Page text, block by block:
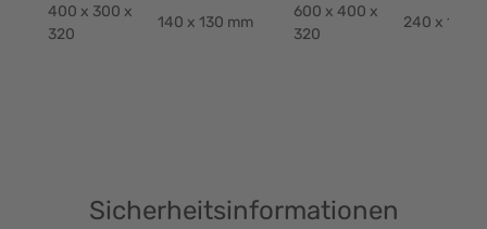
400 x 300 x
320
140 x 130 mm
600 x 400 x
320
240 x 130
Sicherheitsinformationen